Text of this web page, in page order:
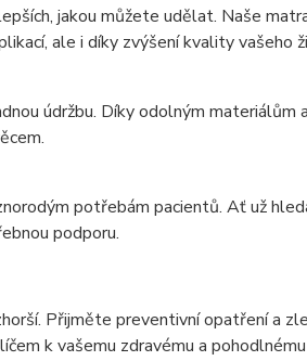
jakou můžete udělat. Naše
ale i díky zvýšení kvality vašeho
údržbu. Díky odolným materiálům
potřebám pacientů. Ať už
podporu.
Přijměte preventivní opatření a
k vašemu zdravému a